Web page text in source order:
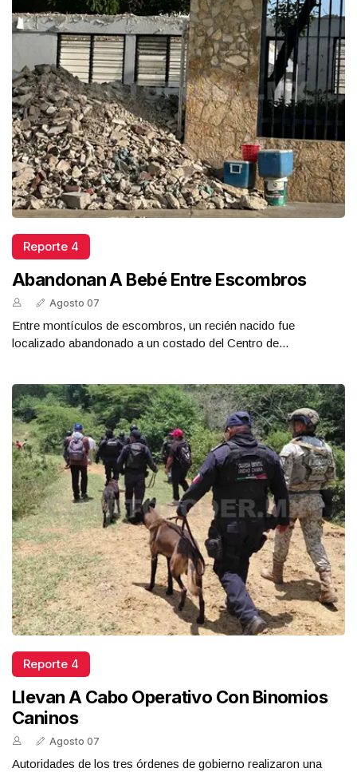
Reporte 4
Abandonan A Bebé Entre Escombros
Agosto 07
Entre montículos de escombros, un recién nacido fue
localizado abandonado a un costado del Centro de...
Reporte 4
Llevan A Cabo Operativo Con Binomios
Caninos
Agosto 07
Autoridades de los tres órdenes de gobierno realizaron una